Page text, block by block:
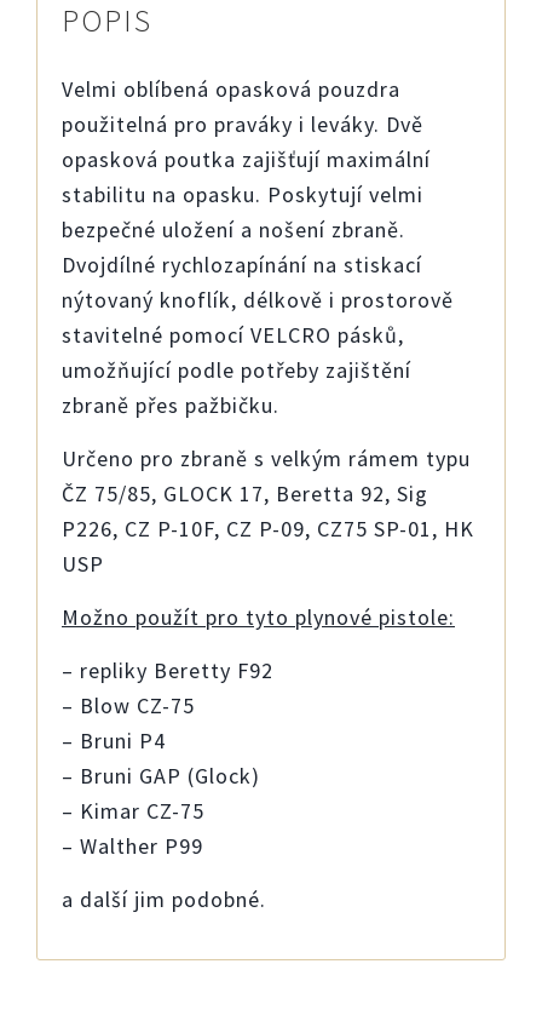
POPIS
Velmi oblíbená opasková pouzdra
použitelná pro praváky i leváky. Dvě
opasková poutka zajišťují maximální
stabilitu na opasku. Poskytují velmi
bezpečné uložení a nošení zbraně.
Dvojdílné rychlozapínání na stiskací
nýtovaný knoflík, délkově i prostorově
stavitelné pomocí VELCRO pásků,
umožňující podle potřeby zajištění
zbraně přes pažbičku.
Určeno pro zbraně s velkým rámem typu
ČZ 75/85, GLOCK 17, Beretta 92, Sig
P226, CZ P-10F, CZ P-09, CZ75 SP-01, HK
USP
Možno použít pro tyto plynové pistole:
– repliky Beretty F92
– Blow CZ-75
– Bruni P4
– Bruni GAP (Glock)
– Kimar CZ-75
– Walther P99
a další jim podobné.